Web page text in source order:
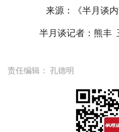
来源：《半月谈
半月谈记者：熊丰
责任编辑： 孔德明